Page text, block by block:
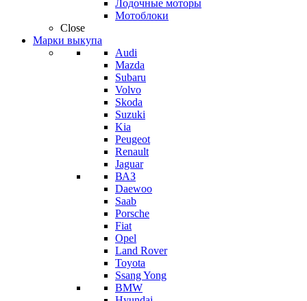
Лодочные моторы
Мотоблоки
Close
Марки выкупа
Audi
Mazda
Subaru
Volvo
Skoda
Suzuki
Kia
Peugeot
Renault
Jaguar
ВАЗ
Daewoo
Saab
Porsche
Fiat
Opel
Land Rover
Toyota
Ssang Yong
BMW